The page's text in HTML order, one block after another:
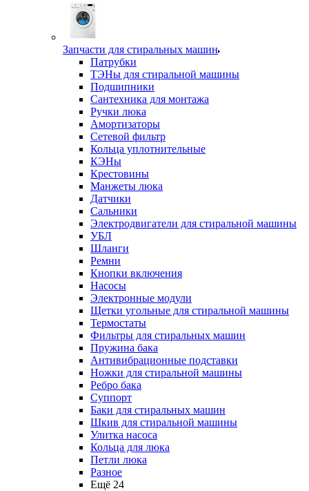
Запчасти для стиральных машин
Патрубки
ТЭНы для стиральной машины
Подшипники
Сантехника для монтажа
Ручки люка
Амортизаторы
Сетевой фильтр
Кольца уплотнительные
КЭНы
Крестовины
Манжеты люка
Датчики
Сальники
Электродвигатели для стиральной машины
УБЛ
Шланги
Ремни
Кнопки включения
Насосы
Электронные модули
Щетки угольные для стиральной машины
Термостаты
Фильтры для стиральных машин
Пружина бака
Антивибрационные подставки
Ножки для стиральной машины
Ребро бака
Суппорт
Баки для стиральных машин
Шкив для стиральной машины
Улитка насоса
Кольца для люка
Петли люка
Разное
Ещё 24